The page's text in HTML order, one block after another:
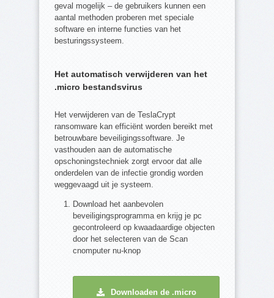
geval mogelijk – de gebruikers kunnen een
aantal methoden proberen met speciale
software en interne functies van het
besturingssysteem.
Het automatisch verwijderen van het
.micro bestandsvirus
Het verwijderen van de TeslaCrypt
ransomware kan efficiënt worden bereikt met
betrouwbare beveiligingssoftware. Je
vasthouden aan de automatische
opschoningstechniek zorgt ervoor dat alle
onderdelen van de infectie grondig worden
weggevaagd uit je systeem.
Download het aanbevolen
beveiligingsprogramma en krijg je pc
gecontroleerd op kwaadaardige objecten
door het selecteren van de Scan
cnomputer nu-knop
Downloaden de .micro